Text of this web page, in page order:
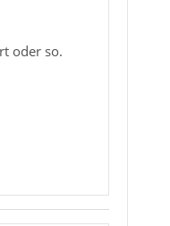
oder so.